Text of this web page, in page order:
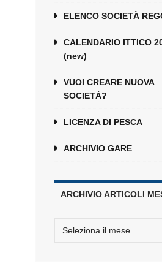
ELENCO SOCIETÀ
CALENDARIO ITTICO
(new)
VUOI CREARE NUOVA
SOCIETÀ?
LICENZA DI PESCA
ARCHIVIO GARE
ARCHIVIO ARTICOLI